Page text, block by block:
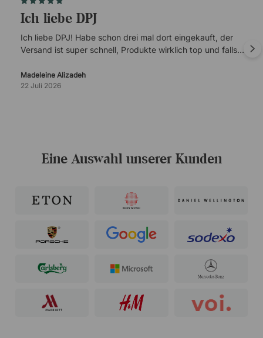
Ich liebe DPJ
Ich liebe DPJ! Habe schon drei mal dort eingekauft, der
Versand ist super schnell, Produkte wirklich top und falls
verlässlich.
Madeleine Alizadeh
22 Juli 2026
Eine Auswahl unserer Kunden